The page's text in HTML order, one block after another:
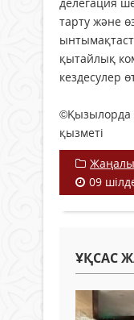
делегация
тарту және
қытайлық
кездесулер
©️Қызылорда
қызметі
09
ҰҚСАС